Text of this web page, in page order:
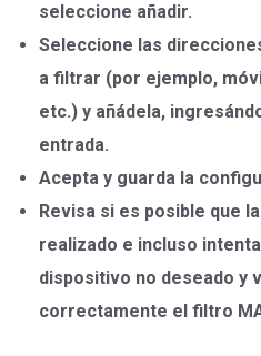
seleccione añadir.
Seleccione las
a filtrar (por ejemplo,
etc.) y añádela,
entrada.
Acepta y guarda la
Revisa si es posible que
realizado e incluso
dispositivo no deseado y
correctamente el filtro